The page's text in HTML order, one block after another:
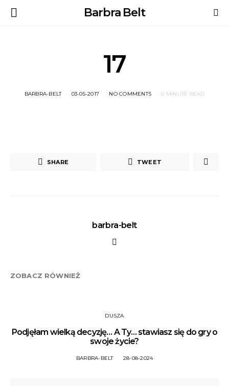
Barbra Belt
17
BARBRA-BELT 03-05-2017 NO COMMENTS 0 MINUTE READ
SHARE TWEET
barbra-belt
ZOBACZ RÓWNIEŻ
DUSZA
Podjęłam wielką decyzję… A Ty… stawiasz się do gry o
swoje życie?
BARBRA-BELT 28-08-2024